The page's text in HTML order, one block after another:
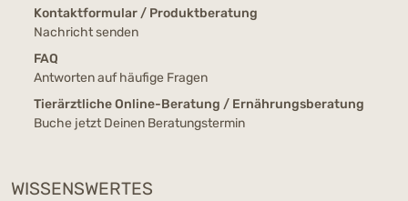
Kontaktformular / Produktberatung
Nachricht senden
FAQ
Antworten auf häufige Fragen
Tierärztliche Online-Beratung / Ernährungsberatung
Buche jetzt Deinen Beratungstermin
WISSENSWERTES